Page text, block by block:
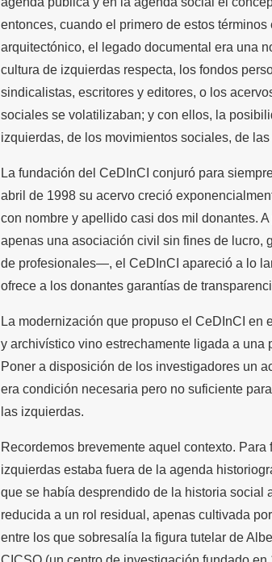
entonces, cuando el primero de estos
arquitectónico, el legado documental era una
cultura de izquierdas respecta, los fondos
sindicalistas, escritores y editores, o los
sociales se volatilizaban; y con ellos, la
izquierdas, de los movimientos sociales, de
La fundación del CeDInCI conjuró para
abril de 1998 su acervo creció
con nombre y apellido casi dos mil donantes.
apenas una asociación civil sin fines de lucro,
de profesionales—, el CeDInCI apareció a lo
ofrece a los donantes garantías de
La modernización que propuso el CeDInCI
y archivístico vino estrechamente ligada a una
Poner a disposición de los investigadores un
era condición necesaria pero no suficiente
las izquierdas.
Recordemos brevemente aquel contexto.
izquierdas estaba fuera de la agenda
que se había desprendido de la historia social
reducida a un rol residual, apenas cultivada
entre los que sobresalía la figura tutelar de